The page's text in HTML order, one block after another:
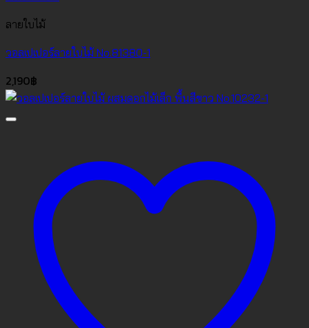
ลายใบไม้
วอลเปเปอร์ลายใบไม้ No.81380-1
2,190฿